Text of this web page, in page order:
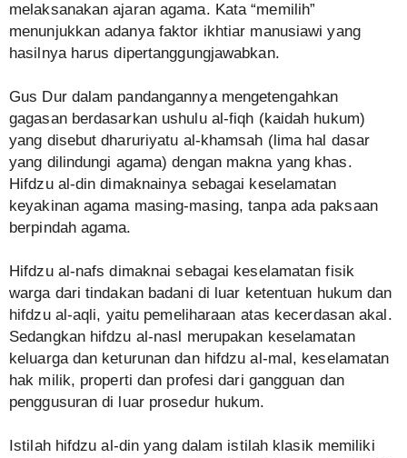
melaksanakan ajaran agama. Kata “memilih”
menunjukkan adanya faktor ikhtiar manusiawi yang
hasilnya harus dipertanggungjawabkan.
Gus Dur dalam pandangannya mengetengahkan
gagasan berdasarkan ushulu al-fiqh (kaidah hukum)
yang disebut dharuriyatu al-khamsah (lima hal dasar
yang dilindungi agama) dengan makna yang khas.
Hifdzu al-din dimaknainya sebagai keselamatan
keyakinan agama masing-masing, tanpa ada paksaan
berpindah agama.
Hifdzu al-nafs dimaknai sebagai keselamatan fisik
warga dari tindakan badani di luar ketentuan hukum dan
hifdzu al-aqli, yaitu pemeliharaan atas kecerdasan akal.
Sedangkan hifdzu al-nasl merupakan keselamatan
keluarga dan keturunan dan hifdzu al-mal, keselamatan
hak milik, properti dan profesi dari gangguan dan
penggusuran di luar prosedur hukum.
Istilah hifdzu al-din yang dalam istilah klasik memiliki